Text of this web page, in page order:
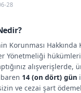
28
Korunması Hakkında
Yönetmeliği hükümleri
alışverişlerde,
14 (on dört) gün
ve cezai şart